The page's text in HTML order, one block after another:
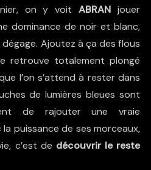
on y voitABRAN jouer
dominance de noir et blanc,
dégage. Ajoutez à ça des flous
retrouve totalement plongé
l’on s’attend à rester dans
de lumières bleues sont
de rajouter une vraie
puissance de ses morceaux,
c’est de découvrir le reste